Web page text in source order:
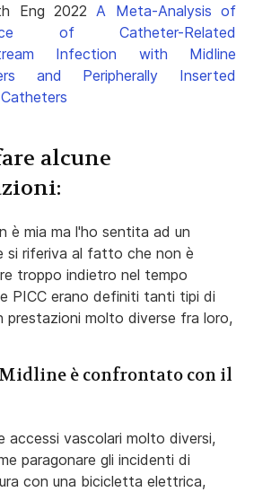
Eng 2022 A Meta-Analysis of
of Catheter-Related
Infection with Midline
and Peripherally Inserted
alcune
è mia ma l'ho sentita ad un
si riferiva al fatto che non è
troppo indietro nel tempo
PICC erano definiti tanti tipi di
prestazioni molto diverse fra loro,
è confrontato con il
accessi vascolari molto diversi,
paragonare gli incidenti di
con una bicicletta elettrica,